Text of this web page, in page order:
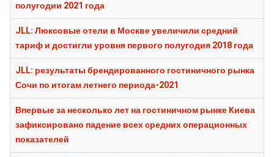
полугодии 2021 года
JLL: Люксовые отели в Москве увеличили средний
тариф и достигли уровня первого полугодия 2018 года
JLL: результаты брендированного гостиничного рынка
Сочи по итогам летнего периода-2021
Впервые за несколько лет на гостиничном рынке Киева
зафиксировано падение всех средних операционных
показателей